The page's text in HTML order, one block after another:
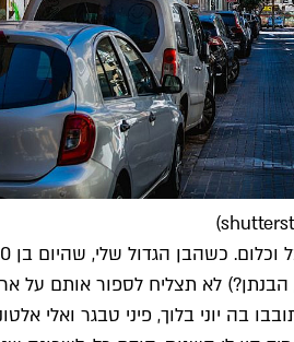
הבנתן?) לא תצליח לספור אותם על